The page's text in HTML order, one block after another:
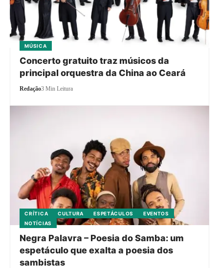
MÚSICA
Concerto gratuito traz músicos da
principal orquestra da China ao Ceará
Redação3 Min Leitura
CRÍTICA CULTURA ESPETÁCULOS
EVENTOS
NOTÍCIAS
Negra Palavra – Poesia do Samba: um
espetáculo que exalta a poesia dos
sambistas